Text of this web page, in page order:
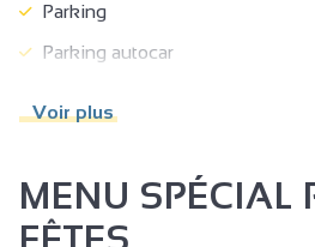
Parking
Parking autocar
Cyber espace / bornes accès
Documentation touristique
Voir plus
MENU SPÉCIAL